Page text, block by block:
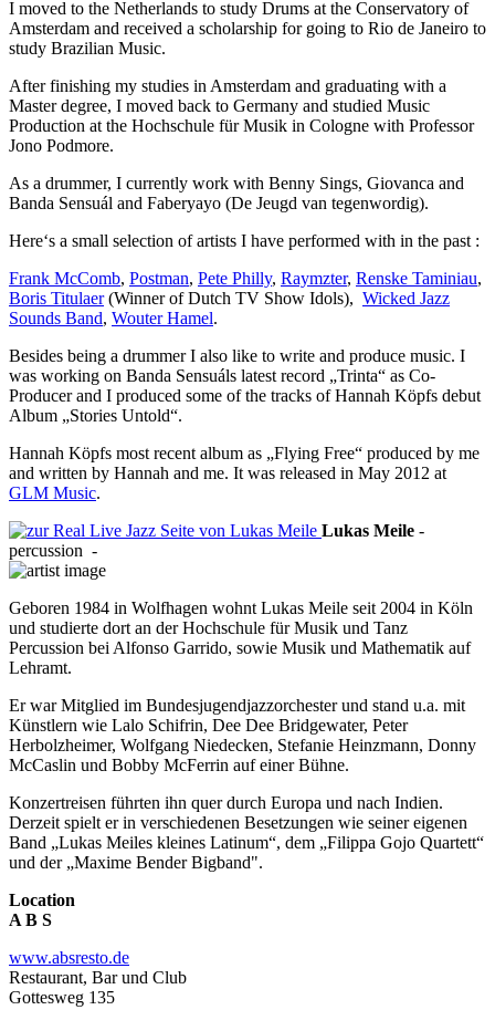
I moved to the Netherlands to study Drums at the Conservatory of
Amsterdam and received a scholarship for going to Rio de Janeiro to
study Brazilian Music.
After finishing my studies in Amsterdam and graduating with a
Master degree, I moved back to Germany and studied Music
Production at the Hochschule für Musik in Cologne with Professor
Jono Podmore.
As a drummer, I currently work with Benny Sings, Giovanca and
Banda Sensuál and Faberyayo (De Jeugd van tegenwordig).
Here‘s a small selection of artists I have performed with in the past :
Frank McComb, Postman, Pete Philly, Raymzter, Renske Taminiau,
Boris Titulaer(Winner of Dutch TV Show Idols), Wicked Jazz
Sounds Band, Wouter Hamel.
Besides being a drummer I also like to write and produce music. I
was working on Banda Sensuáls latest record „Trinta“ as Co-
Producer and I produced some of the tracks of Hannah Köpfs debut
Album „Stories Untold“.
Hannah Köpfs most recent album as „Flying Free“ produced by me
and written by Hannah and me. It was released in May 2012 at
GLM Music.
Lukas Meile -
percussion -
Geboren 1984 in Wolfhagen wohnt Lukas Meile seit 2004 in Köln
und studierte dort an der Hochschule für Musik und Tanz
Percussion bei Alfonso Garrido, sowie Musik und Mathematik auf
Lehramt.
Er war Mitglied im Bundesjugendjazzorchester und stand u.a. mit
Künstlern wie Lalo Schifrin, Dee Dee Bridgewater, Peter
Herbolzheimer, Wolfgang Niedecken, Stefanie Heinzmann, Donny
McCaslin und Bobby McFerrin auf einer Bühne.
Konzertreisen führten ihn quer durch Europa und nach Indien.
Derzeit spielt er in verschiedenen Besetzungen wie seiner eigenen
Band „Lukas Meiles kleines Latinum“, dem „Filippa Gojo Quartett“
und der „Maxime Bender Bigband".
Location
A B S
www.absresto.de
Restaurant, Bar und Club
Gottesweg 135